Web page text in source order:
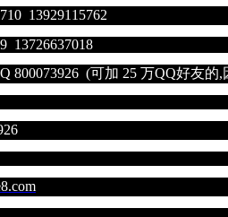
13929115762
800073926 (可加 25 万QQ好友